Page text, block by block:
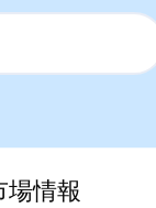
情報